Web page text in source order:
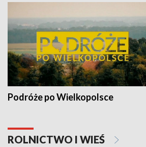
Podróże po Wielkopolsce
ROLNICTWO I WIEŚ